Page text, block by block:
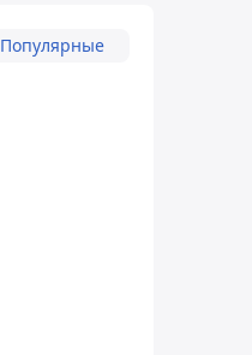
Популярные